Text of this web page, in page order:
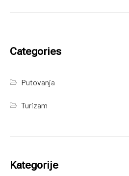
Categories
Putovanja
Turizam
Kategorije